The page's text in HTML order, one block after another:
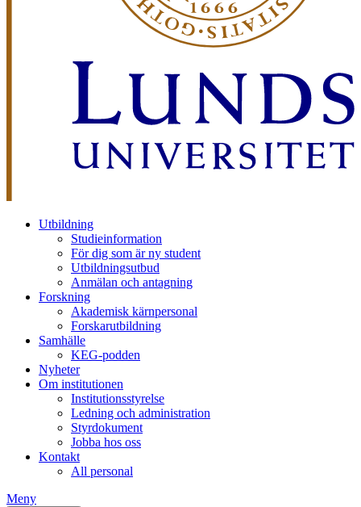
Utbildning
Studieinformation
För dig som är ny student
Utbildningsutbud
Anmälan och antagning
Forskning
Akademisk kärnpersonal
Forskarutbildning
Samhälle
KEG-podden
Nyheter
Om institutionen
Institutionsstyrelse
Ledning och administration
Styrdokument
Jobba hos oss
Kontakt
All personal
Meny